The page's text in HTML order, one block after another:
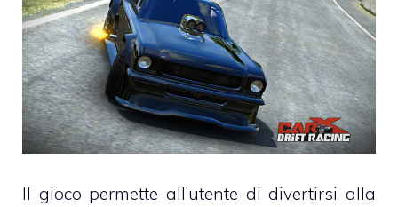
Il gioco permette all’utente di divertirsi alla